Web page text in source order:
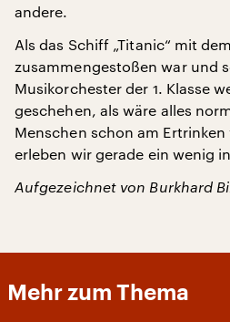
andere.
Als das Schiff „Titanic“ mit
zusammengestoßen war und
Musikorchester der 1. Klasse
geschehen, als wäre alles
Menschen schon am Ertrinken
erleben wir gerade ein wenig
Aufgezeichnet von Burkhard
Mehr zum Thema